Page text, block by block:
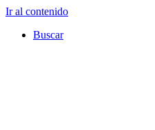
Ir al contenido
Buscar